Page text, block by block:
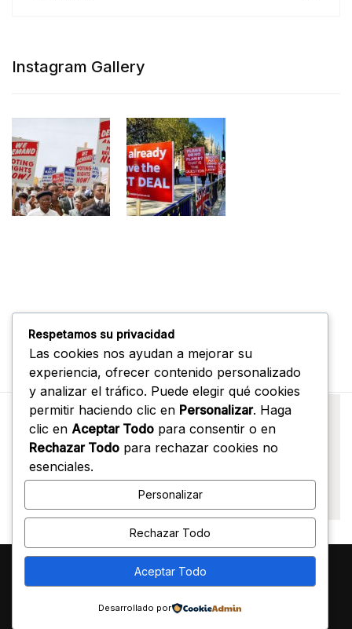
Instagram Gallery
Terms & Conditions Insights FAQ
©2026, papermag - Modern Magazine WordPress Theme.
Respetamos su privacidad
Las cookies nos ayudan a mejorar su
experiencia, ofrecer contenido personalizado
y analizar el tráfico. Puede elegir qué cookies
permitir haciendo clic en Personalizar. Haga
clic en Aceptar Todo para consentir o en
Rechazar Todo para rechazar cookies no
esenciales.
Personalizar
Rechazar Todo
Aceptar Todo
Desarrollado por